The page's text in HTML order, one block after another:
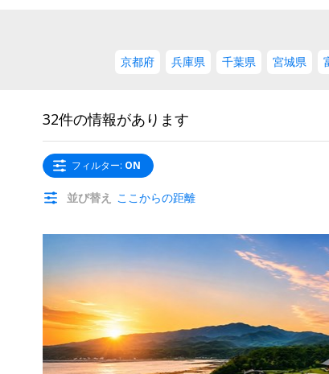
京都府
兵庫県 千葉県 宮城県
32件の情報があります
フィルター: ON
並び替え ここからの距離